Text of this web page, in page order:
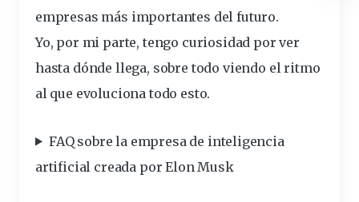
empresas más importantes del futuro.
Yo, por mi parte, tengo curiosidad por ver
hasta dónde llega, sobre todo viendo el ritmo
al que evoluciona todo esto.
FAQ sobre la empresa de inteligencia
artificial creada por Elon Musk